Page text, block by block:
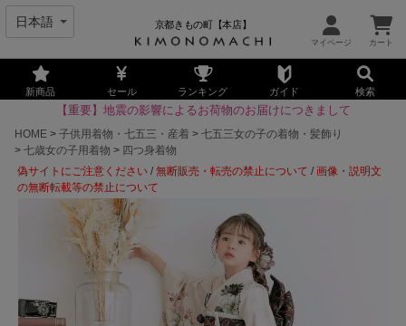
京都きもの町【本店】
新商品 セール ランキング ガイド 検索
【重要】地震の影響によるお荷物のお届けにつきまして
HOME
子供用着物・七五三・産着
七五三女の子の着物・髪飾り
七歳女の子用着物
四つ身着物
偽サイトにご注意ください /無断販売・転売の禁止について /画像・説明文
の無断転載等の禁止について